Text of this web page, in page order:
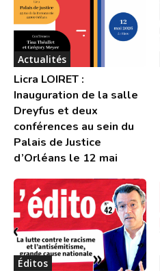
Actualités
Licra LOIRET :
Inauguration de la salle
Dreyfus et deux
conférences au sein du
Palais de Justice
d’Orléans le 12 mai
Éditos